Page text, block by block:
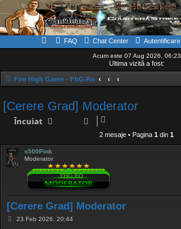
FAQ Chat Center Autentificare
Acum este 07 Aug 2026, 06:23
Ultima vizită a fost:
Fire High Game - FhG.Ro
[Cerere Grad] Moderator
Încuiat
2 mesaje • Pagina 1 din 1
s500Pink
Moderator
[Cerere Grad] Moderator
M23 Feb 2026, 20:44